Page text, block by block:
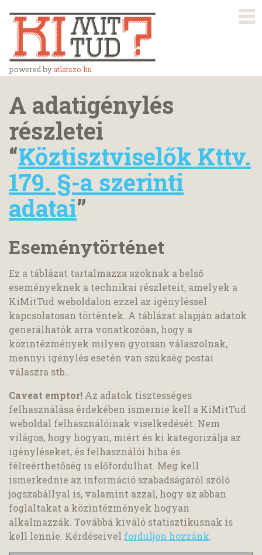
powered byatlatszo.hu
A adatigénylés
részletei
“Köztisztviselők Kttv.
179. §-a szerinti
adatai”
Eseménytörténet
Ez a táblázat tartalmazza azoknak a belső
eseményeknek a technikai részleteit, amelyek a
KiMitTud weboldalon ezzel az igényléssel
kapcsolatosan történtek. A táblázat alapján adatok
generálhatók arra vonatkozóan, hogy a
közintézmények milyen gyorsan válaszolnak,
mennyi igénylés esetén van szükség postai
válaszra stb..
Caveat emptor! Az adatok tisztességes
felhasználása érdekében ismernie kell a KiMitTud
weboldal felhasználóinak viselkedését. Nem
világos, hogy hogyan, miért és ki kategorizálja az
igényléseket, és felhasználói hiba és
félreérthetőség is előfordulhat. Meg kell
ismerkednie az információ szabadságáról szóló
jogszabállyal is, valamint azzal, hogy az abban
foglaltakat a közintézmények hogyan
alkalmazzák. Továbbá kiváló statisztikusnak is
kell lennie. Kérdéseivel forduljon hozzánk.